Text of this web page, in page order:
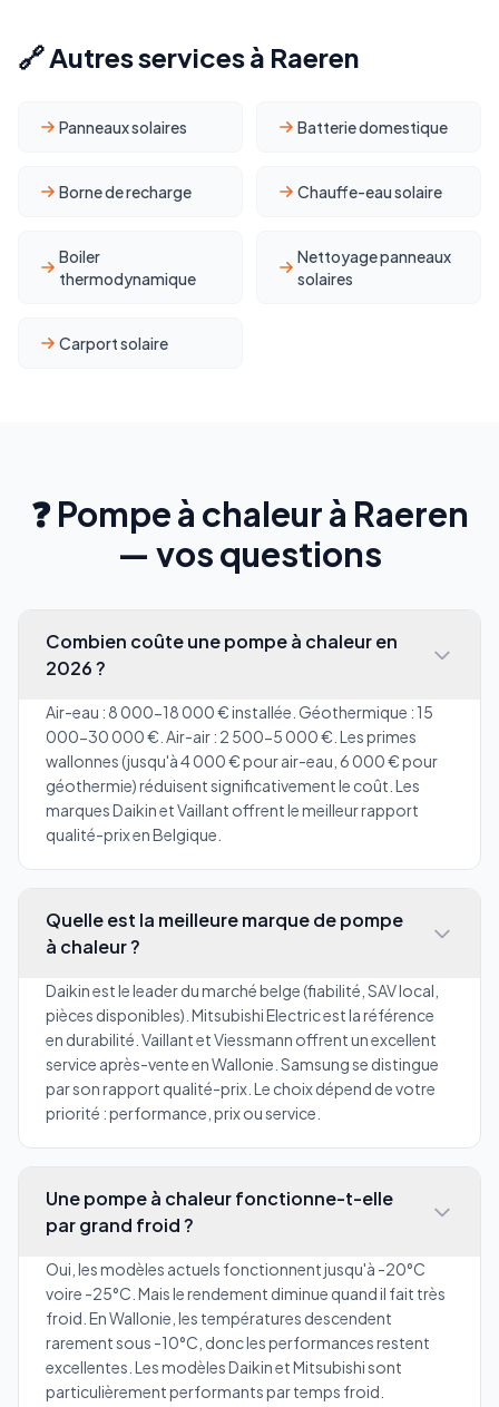
🔗 Autres services à Raeren
Panneaux solaires Batterie domestique
Borne de recharge Chauffe-eau solaire
Boiler
thermodynamique
Nettoyage panneaux
solaires
Carport solaire
❓ Pompe à chaleur à Raeren
— vos questions
Combien coûte une pompe à chaleur en
2026 ?
Air-eau : 8 000-18 000 € installée. Géothermique : 15
000-30 000 €. Air-air : 2 500-5 000 €. Les primes
wallonnes (jusqu'à 4 000 € pour air-eau, 6 000 € pour
géothermie) réduisent significativement le coût. Les
marques Daikin et Vaillant offrent le meilleur rapport
qualité-prix en Belgique.
Quelle est la meilleure marque de pompe
à chaleur ?
Daikin est le leader du marché belge (fiabilité, SAV local,
pièces disponibles). Mitsubishi Electric est la référence
en durabilité. Vaillant et Viessmann offrent un excellent
service après-vente en Wallonie. Samsung se distingue
par son rapport qualité-prix. Le choix dépend de votre
priorité : performance, prix ou service.
Une pompe à chaleur fonctionne-t-elle
par grand froid ?
Oui, les modèles actuels fonctionnent jusqu'à -20°C
voire -25°C. Mais le rendement diminue quand il fait très
froid. En Wallonie, les températures descendent
rarement sous -10°C, donc les performances restent
excellentes. Les modèles Daikin et Mitsubishi sont
particulièrement performants par temps froid.